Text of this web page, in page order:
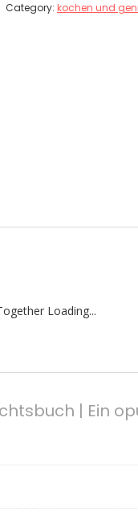
Category: kochen und
Loading...
| Ein